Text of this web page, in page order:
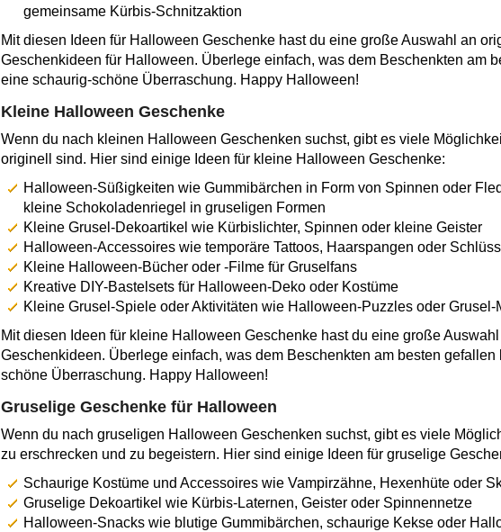
gemeinsame Kürbis-Schnitzaktion
Mit diesen Ideen für Halloween Geschenke hast du eine große Auswahl an
Geschenkideen für Halloween. Überlege einfach, was dem Beschenkten am
eine schaurig-schöne Überraschung. Happy Halloween!
Kleine Halloween Geschenke
Wenn du nach kleinen Halloween Geschenken suchst, gibt es viele
originell sind. Hier sind einige Ideen für kleine Halloween Geschenke:
Halloween-Süßigkeiten wie Gummibärchen in Form von Spinnen oder
kleine Schokoladenriegel in gruseligen Formen
Kleine Grusel-Dekoartikel wie Kürbislichter, Spinnen oder kleine Geister
Halloween-Accessoires wie temporäre Tattoos, Haarspangen oder
Kleine Halloween-Bücher oder -Filme für Gruselfans
Kreative DIY-Bastelsets für Halloween-Deko oder Kostüme
Kleine Grusel-Spiele oder Aktivitäten wie Halloween-Puzzles oder Grusel-
Mit diesen Ideen für kleine Halloween Geschenke hast du eine große
Geschenkideen. Überlege einfach, was dem Beschenkten am besten
schöne Überraschung. Happy Halloween!
Gruselige Geschenke für Halloween
Wenn du nach gruseligen Halloween Geschenken suchst, gibt es viele
zu erschrecken und zu begeistern. Hier sind einige Ideen für gruselige
Schaurige Kostüme und Accessoires wie Vampirzähne, Hexenhüte oder
Gruselige Dekoartikel wie Kürbis-Laternen, Geister oder Spinnennetze
Halloween-Snacks wie blutige Gummibärchen, schaurige Kekse oder